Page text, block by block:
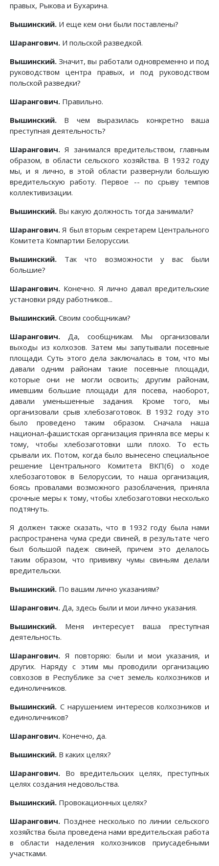
правых, Рыкова и Бухарина.
Вышинский. И еще кем они были поставлены?
Шарангович. И польской разведкой.
Вышинский. Значит, вы работали одновременно и под
руководством центра правых, и под руководством
польской разведки?
Шарангович. Правильно.
Вышинский. В чем выразилась конкретно ваша
преступная деятельность?
Шарангович. Я занимался вредительством, главным
образом, в области сельского хозяйства. В 1932 году
мы, и я лично, в этой области развернули большую
вредительскую работу. Первое -- по срыву темпов
коллективизации.
Вышинский. Вы какую должность тогда занимали?
Шарангович. Я был вторым секретарем Центрального
Комитета Компартии Белоруссии.
Вышинский. Так что возможности у вас были
большие?
Шарангович. Конечно. Я лично давал вредительские
установки ряду работников...
Вышинский. Своим сообщникам?
Шарангович. Да, сообщникам. Мы организовали
выходы из колхозов. Затем мы запутывали посевные
площади. Суть этого дела заключалась в том, что мы
давали одним районам такие посевные площади,
которые они не могли освоить; другим районам,
имевшим большие площади для посева, наоборот,
давали уменьшенные задания. Кроме того, мы
организовали срыв хлебозаготовок. В 1932 году это
было проведено таким образом. Сначала наша
национал-фашистская организация приняла все меры к
тому, чтобы хлебозаготовки шли плохо. То есть
срывали их. Потом, когда было вынесено специальное
решение Центрального Комитета ВКП(б) о ходе
хлебозаготовок в Белоруссии, то наша организация,
боясь провалами возможного разоблачения, приняла
срочные меры к тому, чтобы хлебозаготовки несколько
подтянуть.
Я должен также сказать, что в 1932 году была нами
распространена чума среди свиней, в результате чего
был большой падеж свиней, причем это делалось
таким образом, что прививку чумы свиньям делали
вредительски.
Вышинский. По вашим лично указаниям?
Шарангович. Да, здесь были и мои лично указания.
Вышинский. Меня интересует ваша преступная
деятельность.
Шарангович. Я повторяю: были и мои указания, и
других. Наряду с этим мы проводили организацию
совхозов в Республике за счет земель колхозников и
единоличников.
Вышинский. С нарушением интересов колхозников и
единоличников?
Шарангович. Конечно, да.
Вышинский. В каких целях?
Шарангович. Во вредительских целях, преступных
целях создания недовольства.
Вышинский. Провокационных целях?
Шарангович. Позднее несколько по линии сельского
хозяйства была проведена нами вредительская работа
в области наделения колхозников приусадебными
участками.